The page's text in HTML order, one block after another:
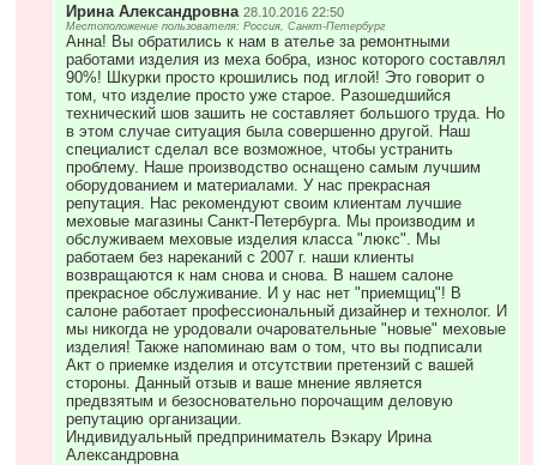
Ирина Александровна 28.10.2016 22:50
Местоположение пользователя: Россия, Санкт-Петербург
Анна! Вы обратились к нам в ателье за ремонтными
работами изделия из меха бобра, износ которого составлял
90%! Шкурки просто крошились под иглой! Это говорит о
том, что изделие просто уже старое. Разошедшийся
технический шов зашить не составляет большого труда. Но
в этом случае ситуация была совершенно другой. Наш
специалист сделал все возможное, чтобы устранить
проблему. Наше производство оснащено самым лучшим
оборудованием и материалами. У нас прекрасная
репутация. Нас рекомендуют своим клиентам лучшие
меховые магазины Санкт-Петербурга. Мы производим и
обслуживаем меховые изделия класса "люкс". Мы
работаем без нареканий с 2007 г. наши клиенты
возвращаются к нам снова и снова. В нашем салоне
прекрасное обслуживание. И у нас нет "приемщиц"! В
салоне работает профессиональный дизайнер и технолог. И
мы никогда не уродовали очаровательные "новые" меховые
изделия! Также напоминаю вам о том, что вы подписали
Акт о приемке изделия и отсутствии претензий с вашей
стороны. Данный отзыв и ваше мнение является
предвзятым и безосновательно порочащим деловую
репутацию организации.
Индивидуальный предприниматель Вэкару Ирина
Александровна